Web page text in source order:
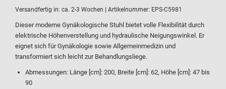
Versandfertig in: ca. 2-3 Wochen | Artikelnummer: EPS-C5981
Dieser moderne Gynäkologische Stuhl bietet volle Flexibilität durch
elektrische Höhenverstellung und hydraulische Neigungswinkel. Er
eignet sich für Gynäkologie sowie Allgemeinmedizin und
transformiert sich leicht zur Behandlungsliege.
Abmessungen: Länge [cm]: 200, Breite [cm]: 62, Höhe [cm]: 47 bis
90